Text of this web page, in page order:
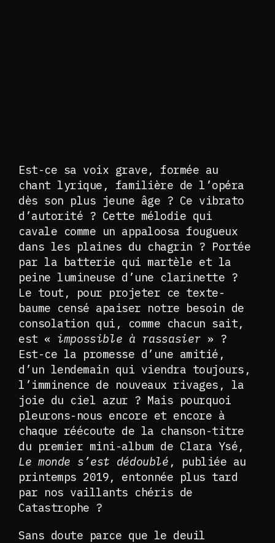
Est-ce sa voix grave, formée au
chant lyrique, familière de l’opéra
dès son plus jeune âge ? Ce vibrato
d’autorité ? Cette mélodie qui
cavale comme un appaloosa fougueux
dans les plaines du chagrin ? Portée
par la batterie qui martèle et la
peine lumineuse d’une clarinette ?
Le tout, pour projeter ce texte-
baume censé apaiser notre besoin de
consolation qui, comme chacun sait,
est « impossible à rassasier » ?
Est-ce la promesse d’une amitié,
d’un lendemain qui viendra toujours,
l’imminence de nouveaux rivages, la
joie du ciel azur ? Mais pourquoi
pleurons-nous encore et encore à
chaque réécoute de la chanson-titre
du premier mini-album de Clara Ysé,
Le monde s’est dédoublé , publiée au
printemps 2019, entonnée plus tard
par nos vaillants chéris de
Catastrophe ?
Sans doute parce que le deuil